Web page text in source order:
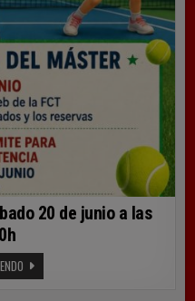
29
DE
JUNIO
AL
5
DE
20 de junio a las
MÁSTER
DE